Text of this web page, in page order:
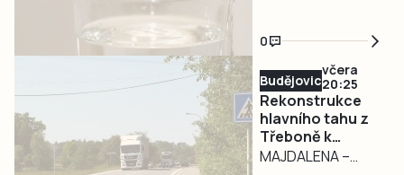
odpoledne ocitla
bez vody zhruba
třetina města v
severní části
Tábora, je
vyřešena. Jak nyní
informovali na
0
Budějovicko
včera
20:25
Rekonstrukce
hlavního tahu z
Třeboně k
hranicím začne v
MAJDALENA –